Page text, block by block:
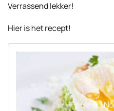
Verrassend lekker!
Hier is het recept!